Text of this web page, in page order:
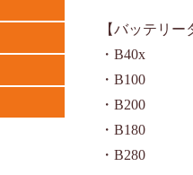
【バッテリー
・B40x
・B100
・B200
・B180
・B280